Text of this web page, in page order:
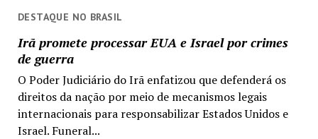
DESTAQUE NO BRASIL
Irã promete processar EUA e Israel por crimes
de guerra
O Poder Judiciário do Irã enfatizou que defenderá os
direitos da nação por meio de mecanismos legais
internacionais para responsabilizar Estados Unidos e
Israel. Funeral...